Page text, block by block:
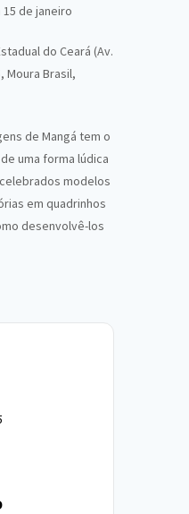
de janeiro
do Ceará (Av.
Moura Brasil,
de Mangá tem o
uma forma lúdica
modelos
em quadrinhos
desenvolvê-los